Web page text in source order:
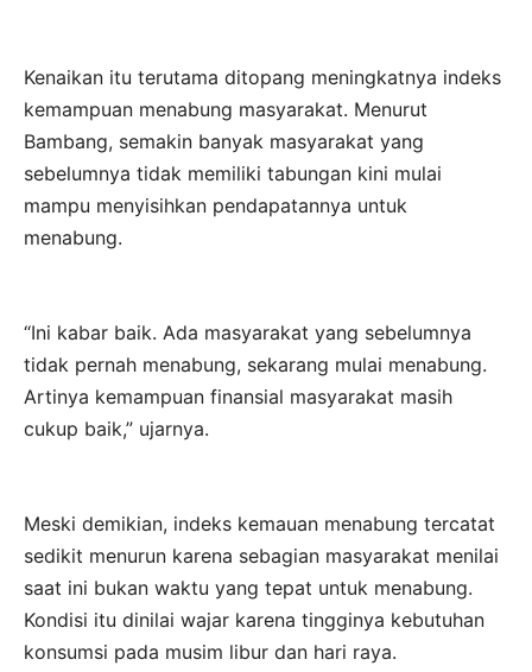
Kenaikan itu terutama ditopang meningkatnya indeks
kemampuan menabung masyarakat. Menurut
Bambang, semakin banyak masyarakat yang
sebelumnya tidak memiliki tabungan kini mulai
mampu menyisihkan pendapatannya untuk
menabung.
“Ini kabar baik. Ada masyarakat yang sebelumnya
tidak pernah menabung, sekarang mulai menabung.
Artinya kemampuan finansial masyarakat masih
cukup baik,” ujarnya.
Meski demikian, indeks kemauan menabung tercatat
sedikit menurun karena sebagian masyarakat menilai
saat ini bukan waktu yang tepat untuk menabung.
Kondisi itu dinilai wajar karena tingginya kebutuhan
konsumsi pada musim libur dan hari raya.